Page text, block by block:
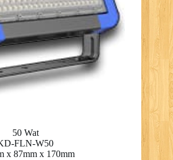
50 Wat
FLN-W50
x 87mm x 170mm